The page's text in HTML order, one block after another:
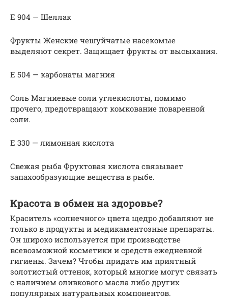
Е 904 — Шеллак
Фрукты Женские чешуйчатые насекомые
выделяют секрет. Защищает фрукты от высыхания.
Е 504 — карбонаты магния
Соль Магниевые соли углекислоты, помимо
прочего, предотвращают комкование поваренной
соли.
Е 330 — лимонная кислота
Свежая рыба Фруктовая кислота связывает
запахообразующие вещества в рыбе.
Красота в обмен на здоровье?
Краситель «солнечного» цвета щедро добавляют не
только в продукты и медикаментозные препараты.
Он широко используется при производстве
всевозможной косметики и средств ежедневной
гигиены. Зачем? Чтобы придать им приятный
золотистый оттенок, который многие могут связать
с наличием оливкового масла либо других
популярных натуральных компонентов.